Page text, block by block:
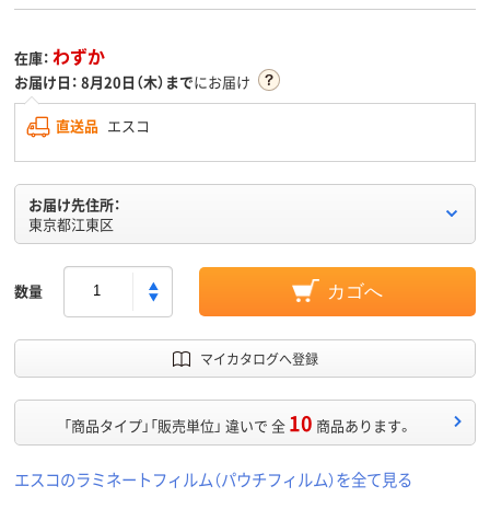
在庫： わずか
お届け日： 8月20日（木）までにお届け
直送品 エスコ
お届け先住所：
東京都江東区
数量 カゴへ
マイカタログへ登録
「商品タイプ」「販売単位」 違いで 全 10 商品あります。
エスコのラミネートフィルム（パウチフィルム）を全て見る